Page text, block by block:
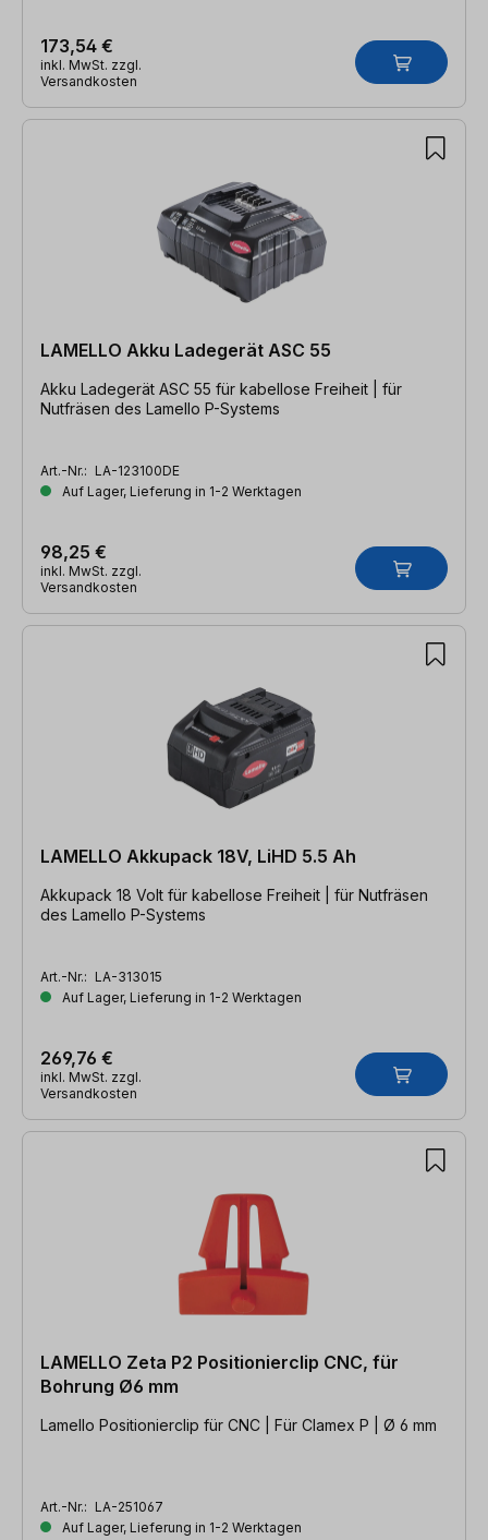
173,54 €
inkl. MwSt. zzgl.
Versandkosten
LAMELLO Akku Ladegerät ASC 55
Akku Ladegerät ASC 55 für kabellose Freiheit | für
Nutfräsen des Lamello P-Systems
Art.-Nr.: LA-123100DE
Auf Lager, Lieferung in 1-2 Werktagen
98,25 €
inkl. MwSt. zzgl.
Versandkosten
LAMELLO Akkupack 18V, LiHD 5.5 Ah
Akkupack 18 Volt für kabellose Freiheit | für Nutfräsen
des Lamello P-Systems
Art.-Nr.: LA-313015
Auf Lager, Lieferung in 1-2 Werktagen
269,76 €
inkl. MwSt. zzgl.
Versandkosten
LAMELLO Zeta P2 Positionierclip CNC, für
Bohrung Ø6 mm
Lamello Positionierclip für CNC | Für Clamex P | Ø 6 mm
Art.-Nr.: LA-251067
Auf Lager, Lieferung in 1-2 Werktagen